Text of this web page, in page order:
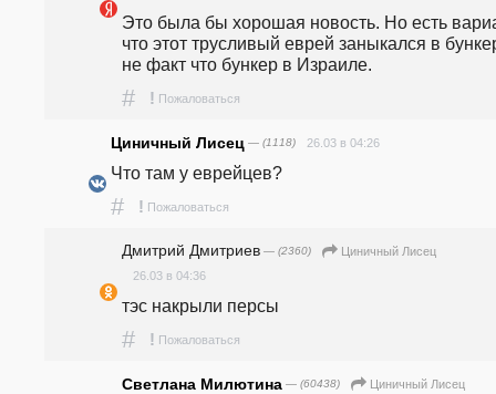
Это была бы хорошая новость. Но есть
что этот трусливый еврей заныкался в
не факт что бункер в Израиле.
# ! Пожаловаться
Циничный Лисец — (1118) 26.03 в 04:26
Что там у еврейцев?
# ! Пожаловаться
Дмитрий Дмитриев — (2360)
Циничный Лисец
26.03 в 04:36
тэс накрыли персы
# ! Пожаловаться
Светлана Милютина — (60438)
Циничный Лисец